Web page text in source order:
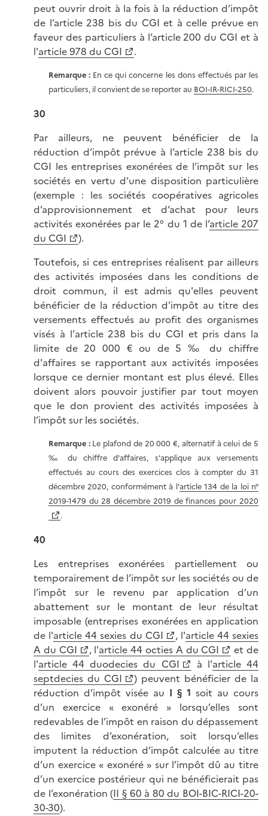
peut ouvrir droit à la fois à la réduction d’impôt
de l’article 238 bis du CGI et à celle prévue en
faveur des particuliers à l’article 200 du CGI et à
l'article 978 du CGI .
Remarque :En ce qui concerne les dons effectués par les
particuliers, il convient de se reporter au BOI-IR-RICI-250.
30
Par ailleurs, ne peuvent bénéficier de la
réduction d’impôt prévue à l’article 238 bis du
CGI les entreprises exonérées de l’impôt sur les
sociétés en vertu d’une disposition particulière
(exemple : les sociétés coopératives agricoles
d’approvisionnement et d’achat pour leurs
activités exonérées par le 2° du 1 de l’article 207
du CGI
).
Toutefois, si ces entreprises réalisent par ailleurs
des activités imposées dans les conditions de
droit commun, il est admis qu'elles peuvent
bénéficier de la réduction d'impôt au titre des
versements effectués au profit des organismes
visés à l'article 238 bis du CGI et pris dans la
limite de 20 000 € ou de 5 ‰ du chiffre
d'affaires se rapportant aux activités imposées
lorsque ce dernier montant est plus élevé. Elles
doivent alors pouvoir justifier par tout moyen
que le don provient des activités imposées à
l’impôt sur les sociétés.
Remarque :Le plafond de 20 000 €, alternatif à celui de 5
‰ du chiffre d'affaires, s'applique aux versements
effectués au cours des exercices clos à compter du 31
décembre 2020, conformément à l'article 134 de la loi n°
2019-1479 du 28 décembre 2019 de finances pour 2020
.
40
Les entreprises exonérées partiellement ou
temporairement de l’impôt sur les sociétés ou de
l’impôt sur le revenu par application d’un
abattement sur le montant de leur résultat
imposable (entreprises exonérées en application
de l'article 44 sexies du CGI , l'article 44 sexies
A du CGI
, l'article 44 octies A du CGI
et de
l'article 44 duodecies du CGI à l'article 44
septdecies du CGI
) peuvent bénéficier de la
réduction d’impôt visée au I § 1 soit au cours
d’un exercice « exonéré » lorsqu’elles sont
redevables de l’impôt en raison du dépassement
des limites d’exonération, soit lorsqu’elles
imputent la réduction d’impôt calculée au titre
d’un exercice « exonéré » sur l’impôt dû au titre
d’un exercice postérieur qui ne bénéficierait pas
de l’exonération (II § 60 à 80 du BOI-BIC-RICI-20-
30-30).